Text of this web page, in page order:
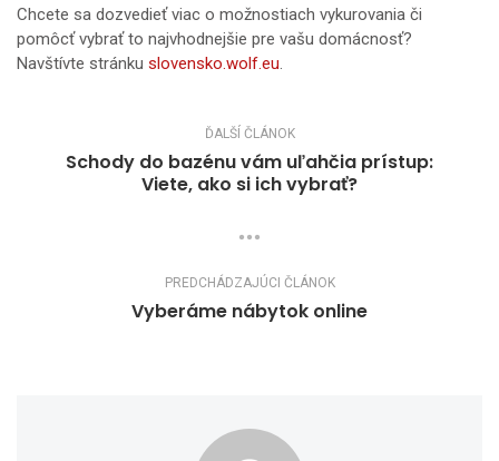
Chcete sa dozvedieť viac o možnostiach vykurovania či
pomôcť vybrať to najvhodnejšie pre vašu domácnosť?
Navštívte stránku slovensko.wolf.eu.
ĎALŠÍ ČLÁNOK
Schody do bazénu vám uľahčia prístup:
Viete, ako si ich vybrať?
PREDCHÁDZAJÚCI ČLÁNOK
Vyberáme nábytok online